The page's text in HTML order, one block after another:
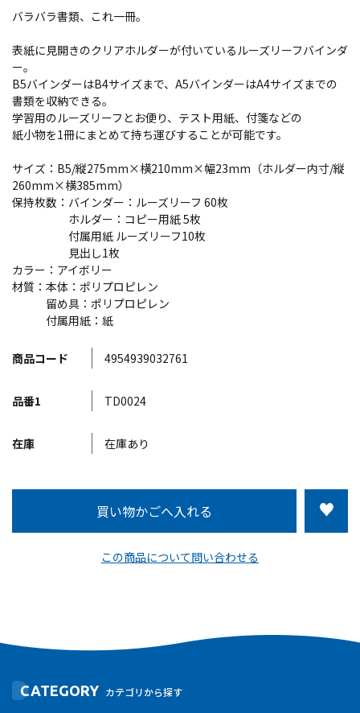
商品コード 4954939032761
品番1 TD0024
在庫 在庫あり
この商品について問い合わせる
バラバラ書類、これ一冊。
表紙に見開きのクリアホルダーが付いているルーズリーフバインダ
ー。
B5バインダーはB4サイズまで、A5バインダーはA4サイズまでの
書類を収納できる。
学習用のルーズリーフとお便り、テスト用紙、付箋などの
紙小物を1冊にまとめて持ち運びすることが可能です。
サイズ：B5/縦275mm×横210mm×幅23mm（ホルダー内寸/縦
260mm×横385mm）
保持枚数：バインダー：ルーズリーフ 60枚
ホルダー：コピー用紙 5枚
付属用紙 ルーズリーフ10枚
見出し1枚
カラー：アイボリー
材質：本体：ポリプロピレン
留め具：ポリプロピレン
付属用紙：紙
CATEGORY カテゴリから探す